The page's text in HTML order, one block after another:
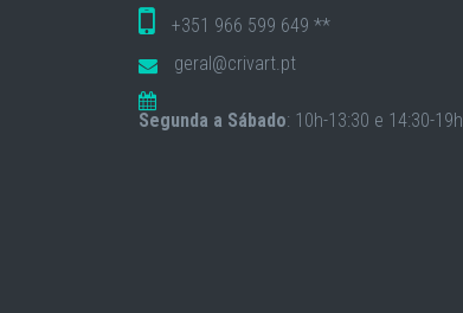
+351 966 599 649 **
geral@crivart.pt
Segunda a Sábado: 10h-13:30 e 14:30-19h